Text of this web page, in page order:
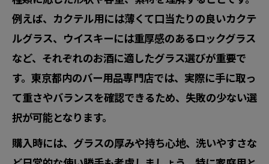
例えば、カクテル用には薄くて口当たりの良いカクテ
ルグラス、ウイスキーには重厚感のあるロックグラス
など、それぞれのお酒に適したグラス選びが重要で
す。東京都内のバー用品専門店では、実際に手に取っ
て重さやバランスを確認できるため、失敗の少ない選
択が可能となります。
購入時には、グラスの厚みや持ち心地、洗いやすさな